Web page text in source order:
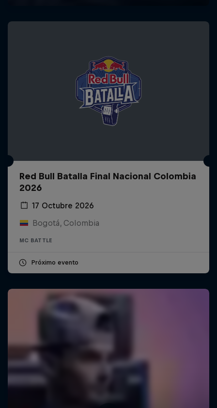
Red Bull Batalla Final Nacional Colombia
2026
17 Octubre 2026
Bogotá, Colombia
MC BATTLE
Próximo evento